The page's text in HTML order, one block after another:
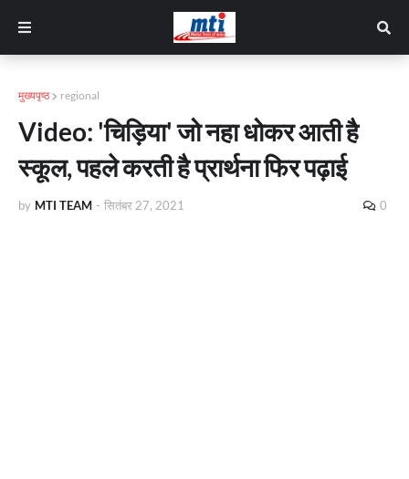
मुख्यपृष्ठ regional
Video: 'चिड़िया' जो नहा धोकर आती है
स्कूल, पहले करती है प्रार्थना फिर पढ़ाई
by MTI TEAM - सितंबर 27, 2021 0